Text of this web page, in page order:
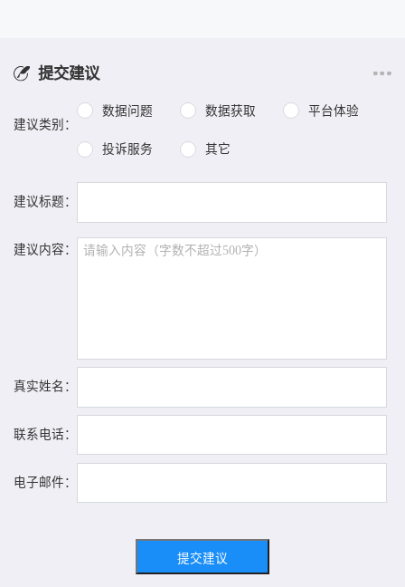
提交建议
建议类别：
数据问题 数据获取 平台体验
投诉服务 其它
建议标题：
建议内容：
真实姓名：
联系电话：
电子邮件：
提交建议